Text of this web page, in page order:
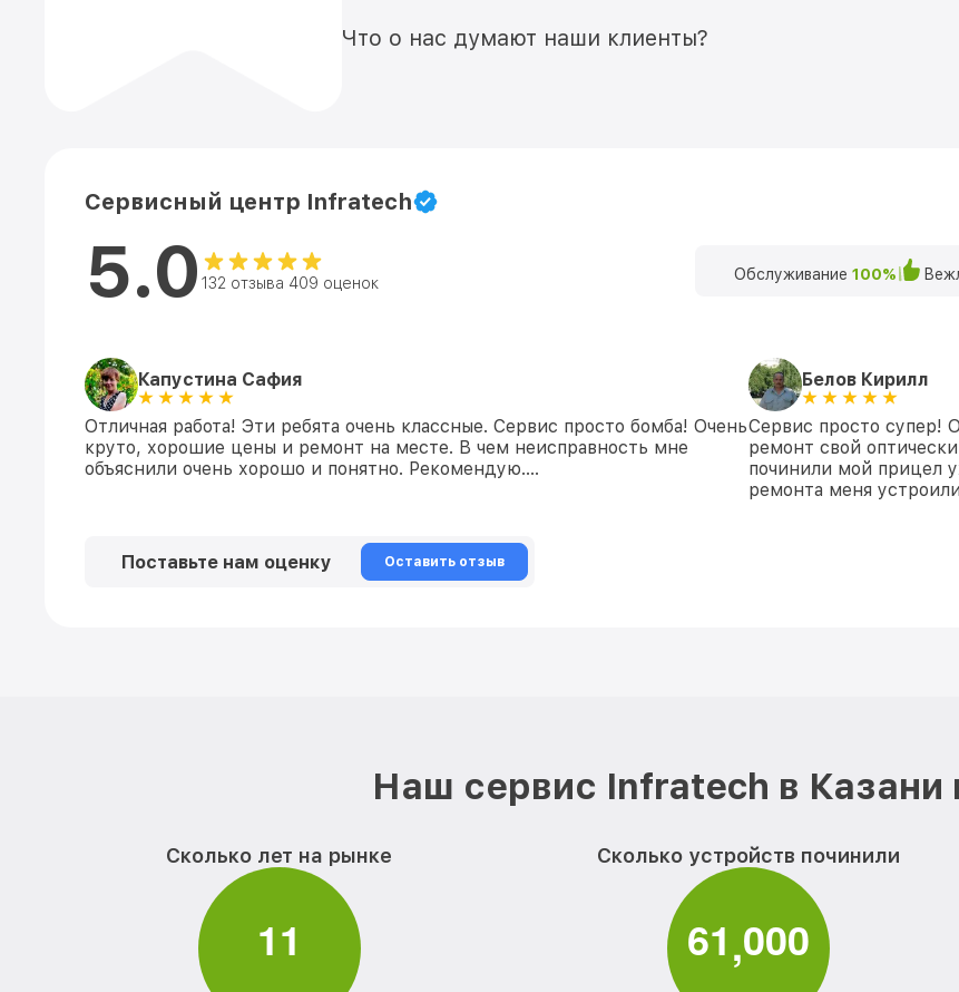
Что о нас думают наши клиенты?
Сервисный центр Infratech
5.0 132 отзыва 409 оценок Обслуживание 100%
Капустина Сафия
Отличная работа! Эти ребята очень классные. Сервис просто бомба! Очень
круто, хорошие цены и ремонт на месте. В чем неисправность мне
объяснили очень хорошо и понятно. Рекомендую….
Белов Кирилл
Сервис просто супер!
ремонт свой
починили мой прицел
ремонта меня
Поставьте нам оценку Оставить отзыв
Наш сервис Infratech в Казани
Сколько лет на рынке
11
Сколько устройств починили
61,000